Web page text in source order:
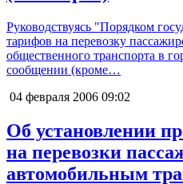
Руководствуясь "Порядком
тарифов на перевозку
общественного транспорта в
сообщении (кроме…
04 февраля 2006 09:02
Об установлении
на перевозки
автомобильным